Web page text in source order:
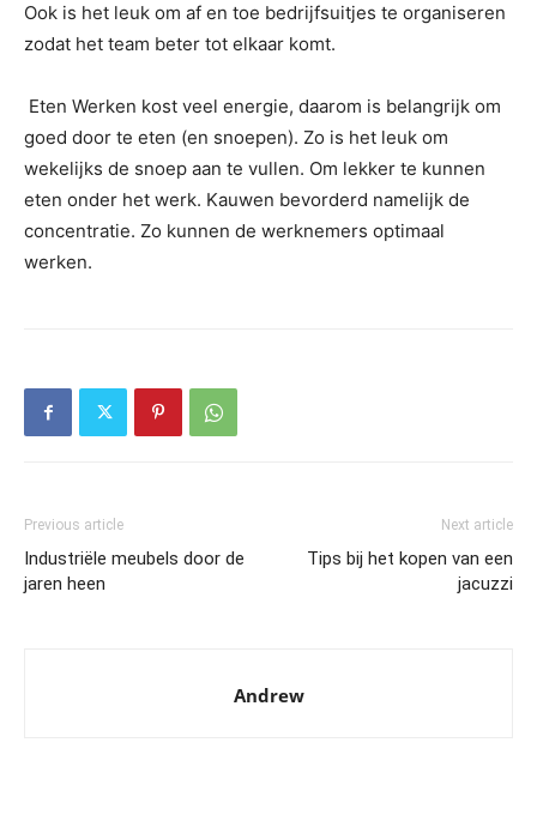
Ook is het leuk om af en toe bedrijfsuitjes te organiseren
zodat het team beter tot elkaar komt.
Eten Werken kost veel energie, daarom is belangrijk om
goed door te eten (en snoepen). Zo is het leuk om
wekelijks de snoep aan te vullen. Om lekker te kunnen
eten onder het werk. Kauwen bevorderd namelijk de
concentratie. Zo kunnen de werknemers optimaal
werken.
Previous article
Industriële meubels door de
jaren heen
Next article
Tips bij het kopen van een
jacuzzi
Andrew